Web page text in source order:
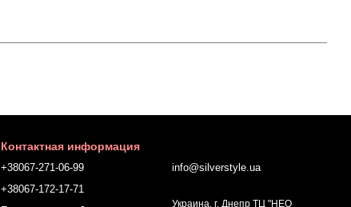
Контактная информация
+38067-271-06-99
+38067-172-17-71
info@silverstyle.ua
Украина, г. Днепр ТЦ "НЕО